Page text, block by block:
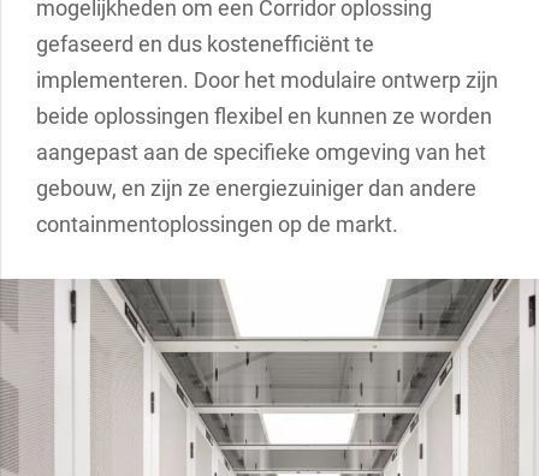
mogelijkheden om een Corridor oplossing
gefaseerd en dus kostenefficiënt te
implementeren. Door het modulaire ontwerp zijn
beide oplossingen flexibel en kunnen ze worden
aangepast aan de specifieke omgeving van het
gebouw, en zijn ze energiezuiniger dan andere
containmentoplossingen op de markt.